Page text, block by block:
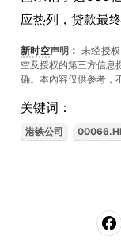
应热列，贷款最
新时空声明： 未经授
空及授权的第三方信息
确。本內容仅供参考，
关键词：
港铁公司